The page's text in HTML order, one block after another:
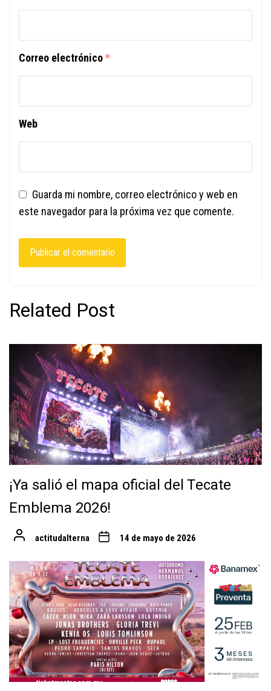
Correo electrónico*
Web
Guarda mi nombre, correo electrónico y web en
este navegador para la próxima vez que comente.
Related Post
¡Ya salió el mapa oficial del Tecate
Emblema 2026!
actitudalterna 14 de mayo de 2026